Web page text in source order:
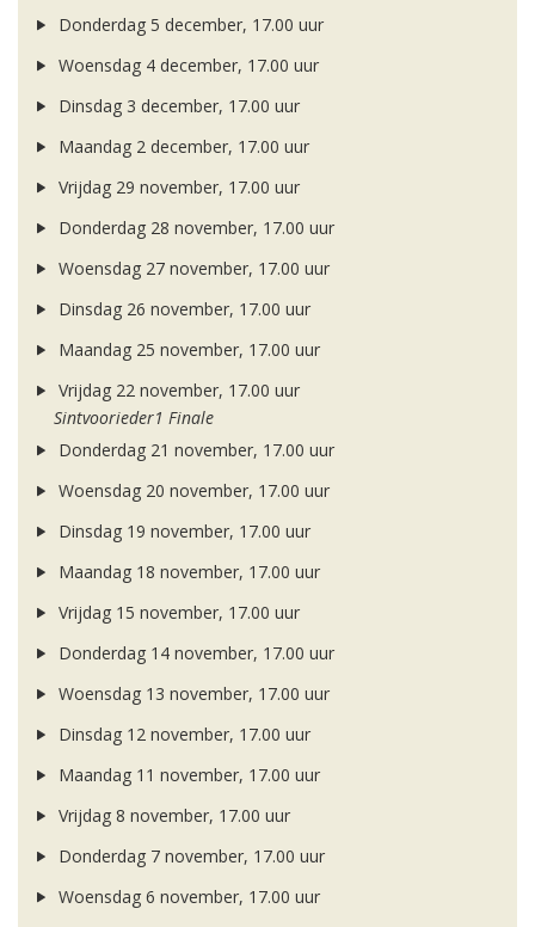
Donderdag 5 december, 17.00 uur
Woensdag 4 december, 17.00 uur
Dinsdag 3 december, 17.00 uur
Maandag 2 december, 17.00 uur
Vrijdag 29 november, 17.00 uur
Donderdag 28 november, 17.00 uur
Woensdag 27 november, 17.00 uur
Dinsdag 26 november, 17.00 uur
Maandag 25 november, 17.00 uur
Vrijdag 22 november, 17.00 uur
Sintvoorieder1 Finale
Donderdag 21 november, 17.00 uur
Woensdag 20 november, 17.00 uur
Dinsdag 19 november, 17.00 uur
Maandag 18 november, 17.00 uur
Vrijdag 15 november, 17.00 uur
Donderdag 14 november, 17.00 uur
Woensdag 13 november, 17.00 uur
Dinsdag 12 november, 17.00 uur
Maandag 11 november, 17.00 uur
Vrijdag 8 november, 17.00 uur
Donderdag 7 november, 17.00 uur
Woensdag 6 november, 17.00 uur